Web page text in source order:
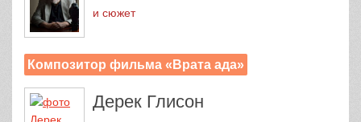
и сюжет
Композитор фильма «Врата ада»
Дерек Глисон